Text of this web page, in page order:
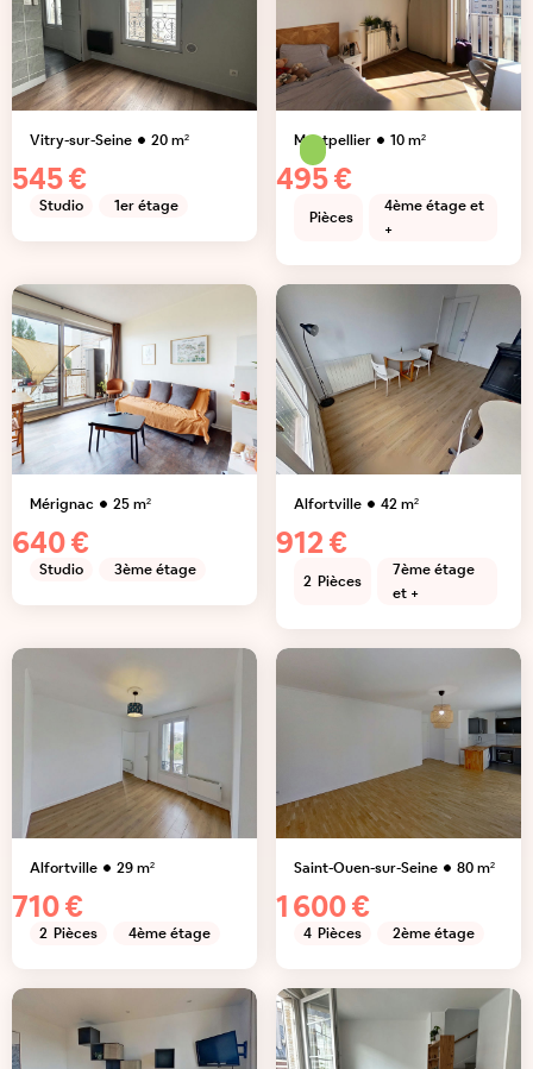
Vitry-sur-Seine 20m²
545 €
Studio 1er étage
Montpellier 10m²
495 €
Pièces
4ème étage et
+
Mérignac 25m²
640 €
Studio 3ème étage
Alfortville 42m²
912 €
2 Pièces
7ème étage
et +
Alfortville 29m²
710 €
2 Pièces 4ème étage
Saint-Ouen-sur-Seine 80m²
1 600 €
4 Pièces 2ème étage